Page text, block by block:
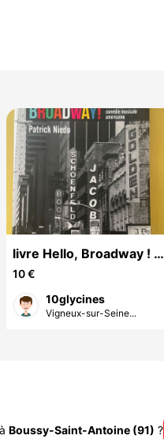
livre Hello, Broadway ! -
Une histoire de la
comédie musical
10 €
10glycines
Vigneux-sur-Seine...
Boussy-Saint-Antoine (91) ?